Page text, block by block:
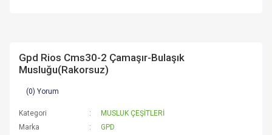
Gpd Rios Cms30-2 Çamaşır-Bulaşık
Musluğu(Rakorsuz)
(0) Yorum
Kategori
MUSLUK ÇEŞİTLERİ
Marka
GPD